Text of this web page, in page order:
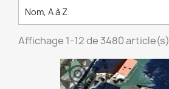
Nom, A à Z
Affichage 1-12 de 3480 article(s)